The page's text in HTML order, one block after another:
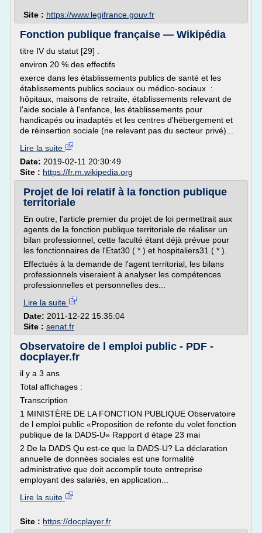
Site : https://www.legifrance.gouv.fr
Fonction publique française — Wikipédia
titre IV du statut [29] .
environ 20 % des effectifs
exerce dans les établissements publics de santé et les
établissements publics sociaux ou médico-sociaux :
hôpitaux, maisons de retraite, établissements relevant de
l'aide sociale à l'enfance, les établissements pour
handicapés ou inadaptés et les centres d'hébergement et
de réinsertion sociale (ne relevant pas du secteur privé)...
Lire la suite
Date: 2019-02-11 20:30:49
Site : https://fr.m.wikipedia.org
Projet de loi relatif à la fonction publique
territoriale
En outre, l'article premier du projet de loi permettrait aux
agents de la fonction publique territoriale de réaliser un
bilan professionnel, cette faculté étant déjà prévue pour
les fonctionnaires de l'Etat30 ( * ) et hospitaliers31 ( * ).
Effectués à la demande de l'agent territorial, les bilans
professionnels viseraient à analyser les compétences
professionnelles et personnelles des...
Lire la suite
Date: 2011-12-22 15:35:04
Site : senat.fr
Observatoire de l emploi public - PDF -
docplayer.fr
il y a 3 ans
Total affichages :
Transcription
1 MINISTÈRE DE LA FONCTION PUBLIQUE Observatoire
de l emploi public «Proposition de refonte du volet fonction
publique de la DADS-U» Rapport d étape 23 mai
2 De la DADS Qu est-ce que la DADS-U? La déclaration
annuelle de données sociales est une formalité
administrative que doit accomplir toute entreprise
employant des salariés, en application...
Lire la suite
Site : https://docplayer.fr